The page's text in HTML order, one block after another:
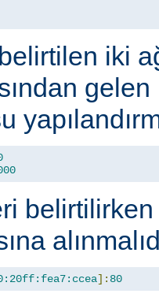
iki
gelen
]: 80